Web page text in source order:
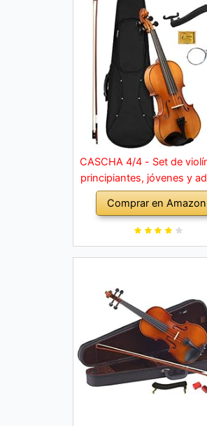
CASCHA 4/4 - Set de
principiantes, jóvenes y
violín macizo con arco,
cuerdas de repuesto,
para hombro, maletín,
Comprar en Amazon